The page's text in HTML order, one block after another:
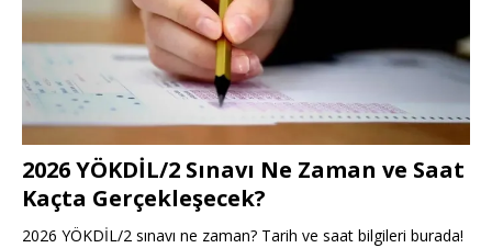
2026 YÖKDİL/2 Sınavı Ne Zaman ve Saat
Kaçta Gerçekleşecek?
2026 YÖKDİL/2 sınavı ne zaman? Tarih ve saat bilgileri burada!